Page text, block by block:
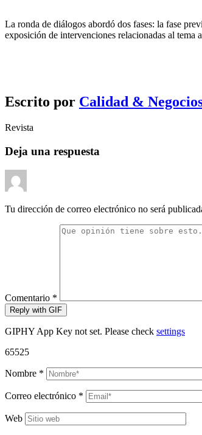
La ronda de diálogos abordó dos fases: la fase
exposición de intervenciones relacionadas al tema
Escrito por Calidad &
Revista
Deja una respuesta
Tu dirección de correo electrónico no será
Comentario *
Reply with GIF
GIPHY App Key not set. Please check settings
65525
Nombre *
Correo electrónico *
Web